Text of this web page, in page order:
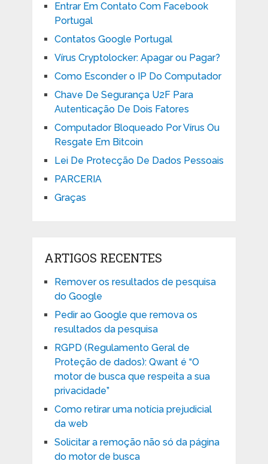
Entrar Em Contato Com Facebook
Portugal
Contatos Google Portugal
Vírus Cryptolocker: Apagar ou Pagar?
Como Esconder o IP Do Computador
Chave De Segurança U2F Para
Autenticação De Dois Fatores
Computador Bloqueado Por Vírus Ou
Resgate Em Bitcoin
Lei De Protecção De Dados Pessoais
PARCERIA
Graças
ARTIGOS RECENTES
Remover os resultados de pesquisa
do Google
Pedir ao Google que remova os
resultados da pesquisa
RGPD (Regulamento Geral de
Proteção de dados): Qwant é “O
motor de busca que respeita a sua
privacidade”
Como retirar uma notícia prejudicial
da web
Solicitar a remoção não só da página
do motor de busca